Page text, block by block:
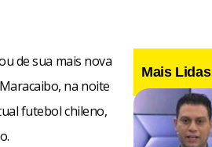
de sua mais nova
na noite
futebol chileno,
Mais Lidas